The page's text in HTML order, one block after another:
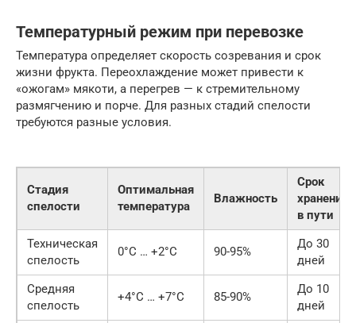
Температурный режим при перевозке
Температура определяет скорость созревания и срок
жизни фрукта. Переохлаждение может привести к
«ожогам» мякоти, а перегрев — к стремительному
размягчению и порче. Для разных стадий спелости
требуются разные условия.
Стадия
спелости
Оптимальная
температура
Влажность
Срок
хранения
в пути
Техническая
спелость
0°C … +2°C 90-95%
До 30
дней
Средняя
спелость
+4°C … +7°C 85-90%
До 10
дней